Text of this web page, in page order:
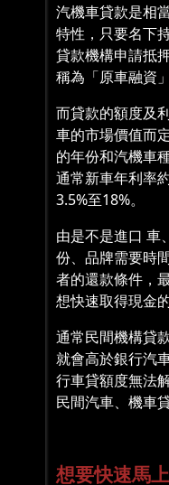
汽機車貸款是相
特性，只要名下
貸款機構申請抵
稱為「原車融資」
而貸款的額度及
車的市場價值而
的年份和汽機車
通常新車年利率
3.5%至18%。
由是不是進口 車
份、品牌需要時
者的還款條件，
想快速取得現金
通常民間機構貸
就會高於銀行汽
行車貸額度無法
民間汽車、機車
想要快速馬